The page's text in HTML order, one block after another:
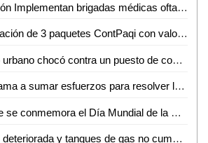
Por segunda ocasión Implementan brigadas médicas oftalmológicas y auditivas
FEPZH recibe donación de 3 paquetes ContPaqi con valor superior a los 300 mil pesos
Chofer del servicio urbano chocó contra un puesto de comida; 2 heridos
Enrique Galindo, llama a sumar esfuerzos para resolver la problemática del agua en SLP
Este 22 de Octubre se conmemora el Día Mundial de la Medicina Tradicional
Loza de mercados deteriorada y tanques de gas no cumplen exigencias: Santiago Nales